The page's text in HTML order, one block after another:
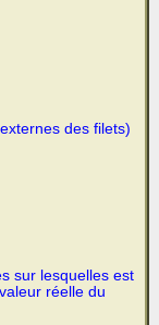
des filets)
sur lesquelles est
réelle du